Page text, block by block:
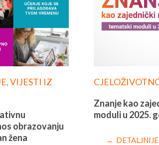
,VIJESTI IZ
obrazovanju
žena
Znanje kao
moduli u 2025.
→ DETALJNIJE